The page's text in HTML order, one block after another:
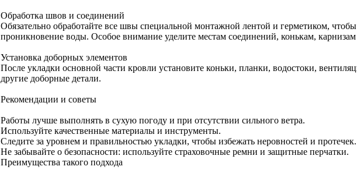
Обработка швов и соединений
Обязательно обработайте все швы специальной монтажной лентой и герметиком,
проникновение воды. Особое внимание уделите местам соединений, конькам,
Установка доборных элементов
После укладки основной части кровли установите коньки, планки, водостоки,
другие доборные детали.
Рекомендации и советы
Работы лучше выполнять в сухую погоду и при отсутствии сильного ветра.
Используйте качественные материалы и инструменты.
Следите за уровнем и правильностью укладки, чтобы избежать неровностей и протечек.
Не забывайте о безопасности: используйте страховочные ремни и защитные перчатки.
Преимущества такого подхода